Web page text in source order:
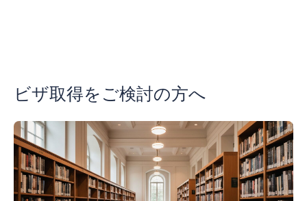
ビザ取得をご検討の方へ